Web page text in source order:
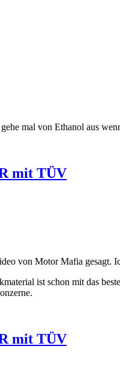
mal von Ethanol aus
mit TÜV
von Motor Mafia gesagt.
ist schon mit das
mit TÜV